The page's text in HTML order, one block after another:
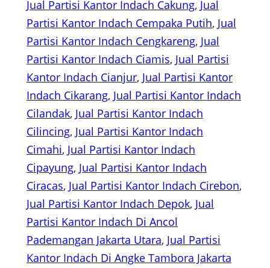
Jual Partisi Kantor Indach Cakung, Jual
Partisi Kantor Indach Cempaka Putih, Jual
Partisi Kantor Indach Cengkareng, Jual
Partisi Kantor Indach Ciamis, Jual Partisi
Kantor Indach Cianjur, Jual Partisi Kantor
Indach Cikarang, Jual Partisi Kantor Indach
Cilandak, Jual Partisi Kantor Indach
Cilincing, Jual Partisi Kantor Indach
Cimahi, Jual Partisi Kantor Indach
Cipayung, Jual Partisi Kantor Indach
Ciracas, Jual Partisi Kantor Indach Cirebon
Jual Partisi Kantor Indach Depok, Jual
Partisi Kantor Indach Di Ancol
Pademangan Jakarta Utara, Jual Partisi
Kantor Indach Di Angke Tambora Jakarta